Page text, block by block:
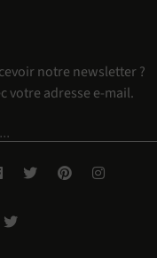
notre newsletter ?
votre adresse e-mail.